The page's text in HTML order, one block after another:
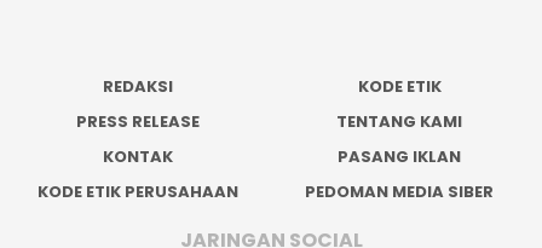
REDAKSI
KODE ETIK
PRESS RELEASE
TENTANG KAMI
KONTAK
PASANG IKLAN
KODE ETIK PERUSAHAAN
PEDOMAN MEDIA SIBER
JARINGAN SOCIAL